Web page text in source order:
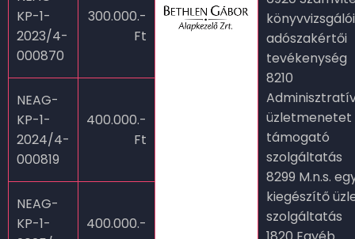
adószakértői
tevékenység
8210
üzletmenetet
támogató
szolgáltatás
8299 M.n.s.
kiegészítő
szolgáltatás
KP-1-
2023/4-
000870
300.000.-
Ft
NEAG-
KP-1-
2024/4-
000819
400.000.-
Ft
NEAG-
KP-1-
400.000.-